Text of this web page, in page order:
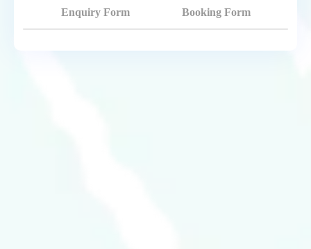
Booking Form
Enquiry Form